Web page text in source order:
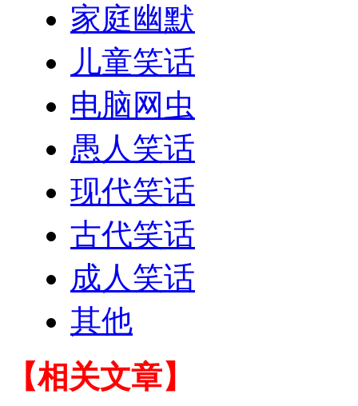
家庭幽默
儿童笑话
电脑网虫
愚人笑话
现代笑话
古代笑话
成人笑话
其他
【相关文章】